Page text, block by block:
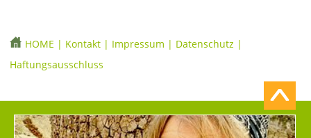
HOME | Kontakt | Impressum | Datenschutz |
Haftungsausschluss